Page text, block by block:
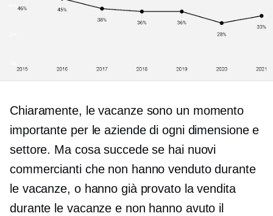
Chiaramente, le vacanze sono un momento
importante per le aziende di ogni dimensione e
settore. Ma cosa succede se hai nuovi
commercianti che non hanno venduto durante
le vacanze, o hanno già provato la vendita
durante le vacanze e non hanno avuto il